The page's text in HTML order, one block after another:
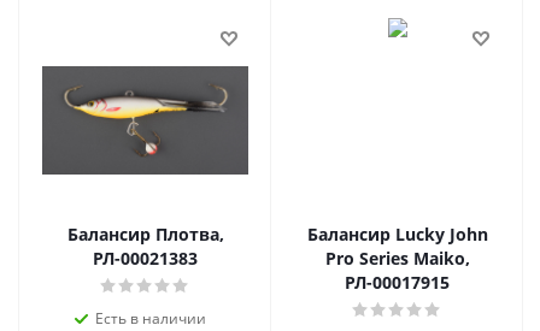
Балансир Плотва,
РЛ-00021383
Есть в наличии
Балансир Lucky John
Pro Series Maiko,
РЛ-00017915